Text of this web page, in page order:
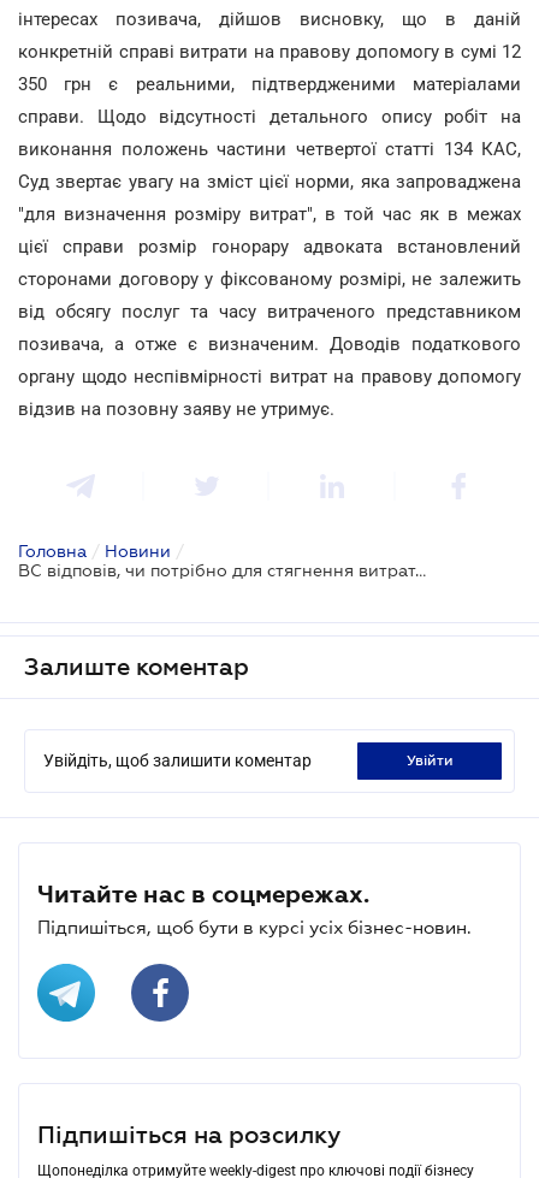
інтересах позивача, дійшов висновку, що в даній
конкретній справі витрати на правову допомогу в сумі 12
350 грн є реальними, підтвердженими матеріалами
справи. Щодо відсутності детального опису робіт на
виконання положень частини четвертої статті 134 КАС,
Суд звертає увагу на зміст цієї норми, яка запроваджена
"для визначення розміру витрат", в той час як в межах
цієї справи розмір гонорару адвоката встановлений
сторонами договору у фіксованому розмірі, не залежить
від обсягу послуг та часу витраченого представником
позивача, а отже є визначеним. Доводів податкового
органу щодо неспівмірності витрат на правову допомогу
відзив на позовну заяву не утримує.
Головна / Новини /
ВС відповів, чи потрібно для стягнення витрат на правничу допомогу подавати детальний опис робіт
Залиште коментар
Увійдіть, щоб залишити коментар увійти
Читайте нас в соцмережах.
Підпишіться, щоб бути в курсі усіх бізнес-новин.
Підпишіться на розсилку
Щопонеділка отримуйте weekly-digest про ключові події бізнесу